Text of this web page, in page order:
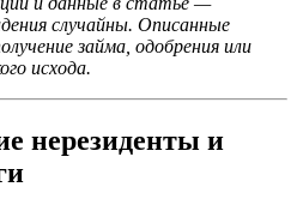
случайны. Описанные
займа, одобрения или
исхода.
нерезиденты и